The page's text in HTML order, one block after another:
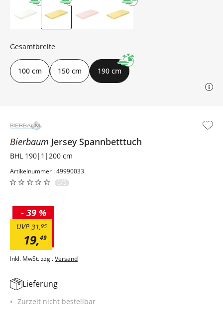
Bierbaum Jersey Spannbetttuch
BHL 190|1|200 cm
Artikelnummer : 49990033
0/5
19,49
31,95
UVP
- 39 %
Inkl. MwSt. zzgl.Versand
Gesamtbreite
100 cm 150 cm 190 cm
Lieferung
Zurzeit nicht bestellbar